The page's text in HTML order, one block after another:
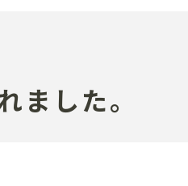
ました。